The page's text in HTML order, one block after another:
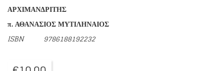
ΑΡΧΙΜΑΝΔΡΙΤΗΣ
π. ΑΘΑΝΑΣΙΟΣ ΜΥΤΙΛΗΝΑΙΟΣ
ISBN
9786188192232